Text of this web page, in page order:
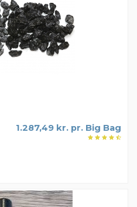
1.287,49 kr. pr. Big Bag